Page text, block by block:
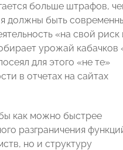
больше штрафов,
должны быть
«на свой риск
урожай кабачков
для этого «не те»
в отчетах на сайтах
как можно быстрее
разграничения
но и структуру